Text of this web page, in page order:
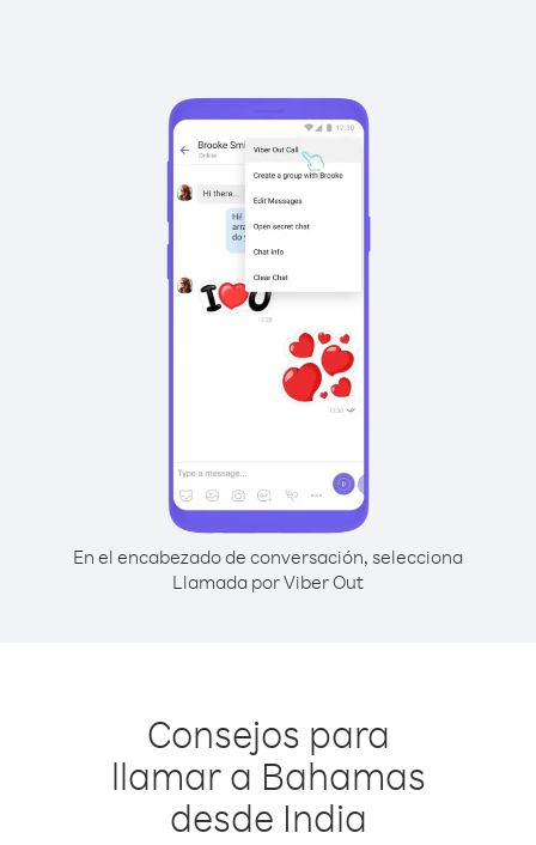
En el encabezado de conversación, selecciona
Llamada por Viber Out
Consejos para
llamar a Bahamas
desde India